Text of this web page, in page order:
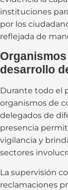
instituciones
por los
reflejada de
desarrollo
Durante todo el
organismos de
delegados de
presencia
vigilancia y
sectores
La supervisión
reclamaciones